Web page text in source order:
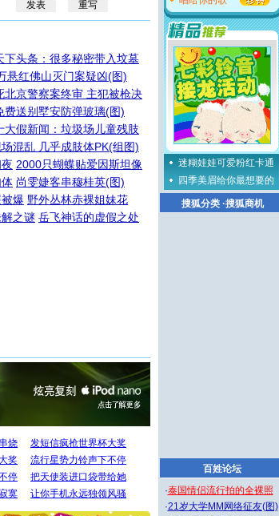
下头条：很多秘密带入坟墓
悬红佛山灭门案疑凶(图)
北京警察案终审 主犯被枪决
送别墅安防弹玻璃(图)
大假新闻：垃圾场儿童残肢
混乱 几乎成肢体PK(组图)
2000只蝴蝶贴爱因斯坦像
尚雯婕客串穆桂英(图)
爆 野外丛林赤裸姐妹花
之谜 岳飞神话的虚假之处
想没什么送给你的，又不打算给
：千万快乐！千万要健康！千万
才会想起你,而是这样的日子才
诉你,圣诞要快乐!新年要快乐!天天
迷糊娃娃可爱粉红卡通
四季美眉给你最想要的
搜狐分类·搜狐商机
百姓论坛
·泰国情侣流行拍的全裸照
·21岁大学MM网络征友(图)